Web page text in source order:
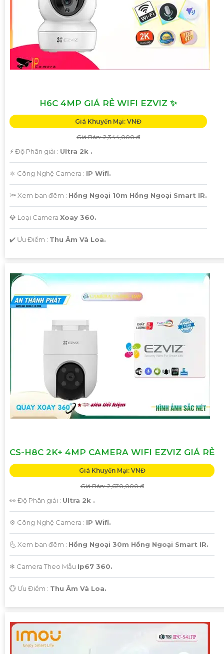
H6C 4MP GIÁ RẺ WIFI EZVIZ ✨
Giá Khuyến Mại: VNĐ
Giá Bán: 2,344,000 ₫
️⚡ Độ Phân giải : Ultra 2k .
⚛️ Công Nghệ Camera : IP Wifi.
🔦 Xem ban đêm : Hồng Ngoại 10m Hồng Ngoại Smart IR.
💎 Loại Camera Xoay 360.
️✔️ Ưu Điểm : Thu Âm Và Loa.
CS-H8C 2K+ 4MP CAMERA WIFI EZVIZ GIÁ RẺ
Giá Khuyến Mại: VNĐ
Giá Bán: 2,670,000 ₫
👀 Độ Phân giải : Ultra 2k .
⚙ Công Nghệ Camera : IP Wifi.
🌜 Xem ban đêm : Hồng Ngoại 30m Hồng Ngoại Smart IR.
❄ Camera Theo Mẫu Ip67 360.
️💮 Ưu Điểm : Thu Âm Và Loa.